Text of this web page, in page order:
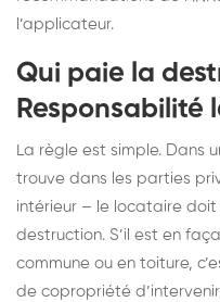
l’applicateur.
Qui paie la
Responsabilité
La règle est simple. Dans
trouve dans les parties
intérieur – le locataire
destruction. S’il est en
commune ou en toiture,
de copropriété